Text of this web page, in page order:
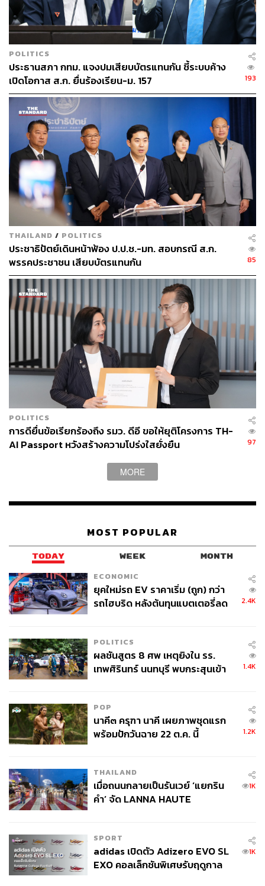
พรรคประชาธิปัตย์
จุรินทร์ ลักษณวิศิษฏ์
เฉลิมชัย ศรีอ่อน
นิพนธ์ บุญญามณี เลือกตั้ง 2566
กองบรรณาธิการ THE STANDARD
ABOUT THE PHOTOGRAPHER
ศวิตา พูลเสถียร
ช่างภาพข่าว ประจำสำนักข่าว THE
STANDARD
POLITICS
ประธานสภา กทม. แจงปมเสียบบัตรแทนกัน ชี้ระบบค้าง
เปิดโอกาส ส.ก. ยื่นร้องเรียน-ม. 157
193
THAILAND / POLITICS
ประชาธิปัตย์เดินหน้าฟ้อง ป.ป.ช.-มท. สอบกรณี ส.ก.
พรรคประชาชน เสียบบัตรแทนกัน
85
POLITICS
การดียื่นข้อเรียกร้องถึง รมว. ดีอี ขอให้ยุติโครงการ TH-
AI Passport หวังสร้างความโปร่งใสยั่งยืน
97
MORE
MOST POPULAR
TODAY WEEK MONTH
ECONOMIC
ยุคใหม่รถ EV ราคาเริ่ม (ถูก) กว่า
รถไฮบริด หลังต้นทุนแบตเตอรี่ลด
2.4K
POLITICS
ผลชันสูตร 8 ศพ เหตุยิงใน รร.
เทพศิรินทร์ นนทบุรี พบกระสุนเข้า
1.4K
POP
นาคี๓ ครุฑา นาคี เผยภาพชุดแรก
พร้อมปักวันฉาย 22 ต.ค. นี้
1.2K
THAILAND
เมื่อถนนกลายเป็นรันเวย์ ‘แยกริน
คำ’ จัด LANNA HAUTE
1K
SPORT
adidas เปิดตัว Adizero EVO SL
EXO คอลเล็กชันพิเศษรับฤดูกาล
1K